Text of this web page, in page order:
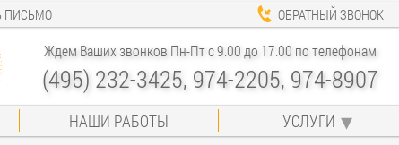
ПИСЬМО ОБРАТНЫЙ ЗВОНОК
Ждем Ваших звонков Пн-Пт с 9.00 до 17.00 по телефонам
(495) 232-3425, 974-2205, 974-8907
НАШИ РАБОТЫ УСЛУГИ